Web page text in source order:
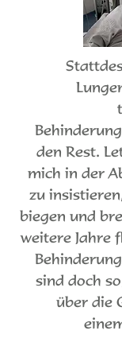
den Rest.
mich in der
zu
biegen und
weitere Jahre
sind doch
über die